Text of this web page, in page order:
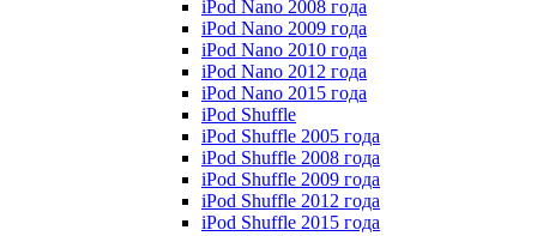
iPod Nano 2008 года
iPod Nano 2009 года
iPod Nano 2010 года
iPod Nano 2012 года
iPod Nano 2015 года
iPod Shuffle
iPod Shuffle 2005 года
iPod Shuffle 2008 года
iPod Shuffle 2009 года
iPod Shuffle 2012 года
iPod Shuffle 2015 года